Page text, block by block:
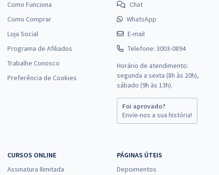
Como Funciona
Como Comprar
Loja Social
Programa de Afiliados
Trabalhe Conosco
Preferência de Cookies
Chat
WhatsApp
E-mail
Telefone: 3003-0894
Horário de atendimento:
segunda a sexta (8h às 20h),
sábado (9h às 13h).
Foi aprovado?
Envie-nos a sua história!
CURSOS ONLINE
Assinatura Ilimitada
PÁGINAS ÚTEIS
Depoimentos